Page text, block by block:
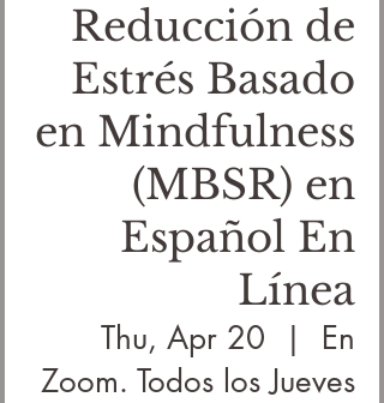
Reducción de
Estrés Basado
en Mindfulness
(MBSR) en
Español En
Línea
Thu, Apr 20
  |
En
Zoom. Todos los Jueves